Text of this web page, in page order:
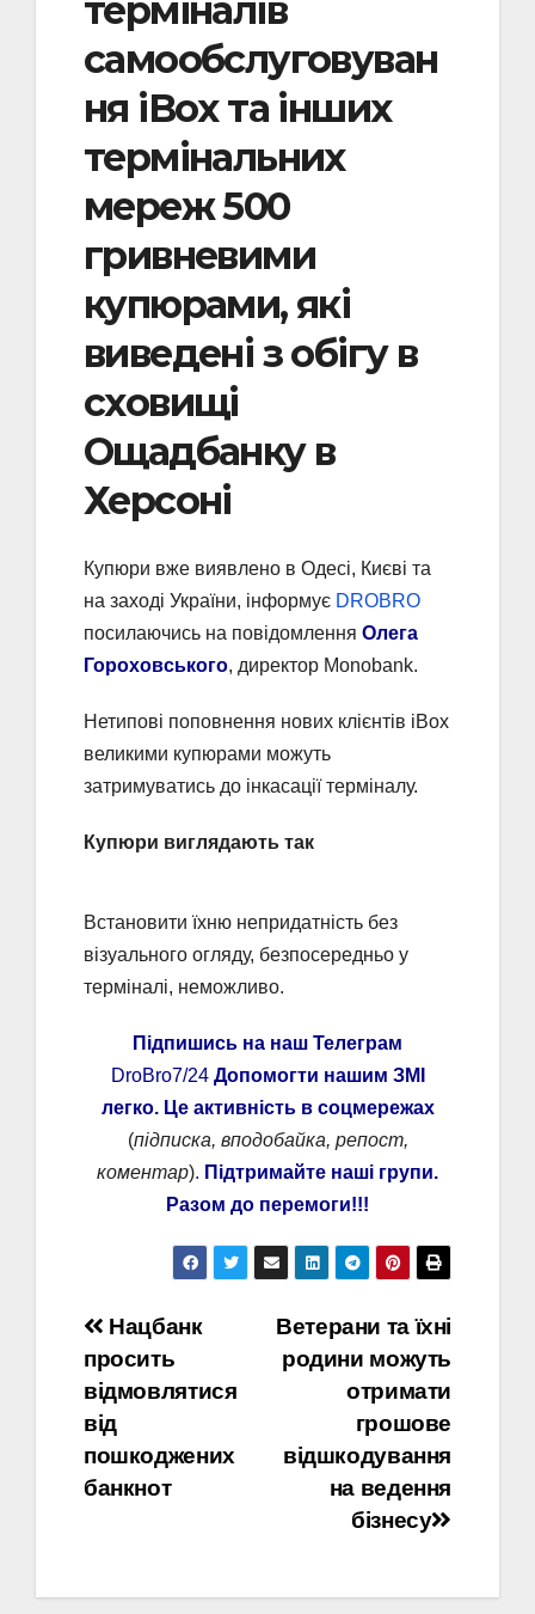
терміналів
самообслуговуван
ня iBox та інших
термінальних
мереж 500
гривневими
купюрами, які
виведені з обігу в
сховищі
Ощадбанку в
Херсоні
Купюри вже виявлено в Одесі, Києві та
на заході України, інформує DROBRO
посилаючись на повідомлення Олега
Гороховського, директор Monobank.
Нетипові поповнення нових клієнтів iBox
великими купюрами можуть
затримуватись до інкасації терміналу.
Купюри виглядають так
Встановити їхню непридатність без
візуального огляду, безпосередньо у
терміналі, неможливо.
Підпишись на наш Телеграм
DroBro7/24 Допомогти нашим ЗМІ
легко. Це активність в соцмережах
(підписка, вподобайка, репост,
коментар). Підтримайте наші групи.
Разом до перемоги!!!
Навігація
записів
Ветерани та їхні
родини можуть
отримати
грошове
відшкодування
на ведення
бізнесу
Нацбанк
просить
відмовлятися
від
пошкоджених
банкнот